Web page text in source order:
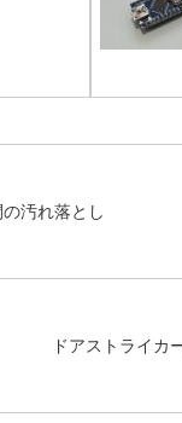
汚れ落とし
ドアストライカ